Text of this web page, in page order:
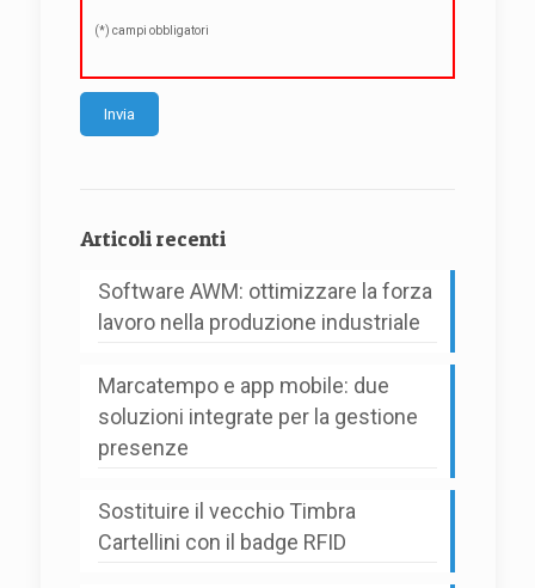
(*) campi obbligatori
Articoli recenti
Software AWM: ottimizzare la forza
lavoro nella produzione industriale
Marcatempo e app mobile: due
soluzioni integrate per la gestione
presenze
Sostituire il vecchio Timbra
Cartellini con il badge RFID